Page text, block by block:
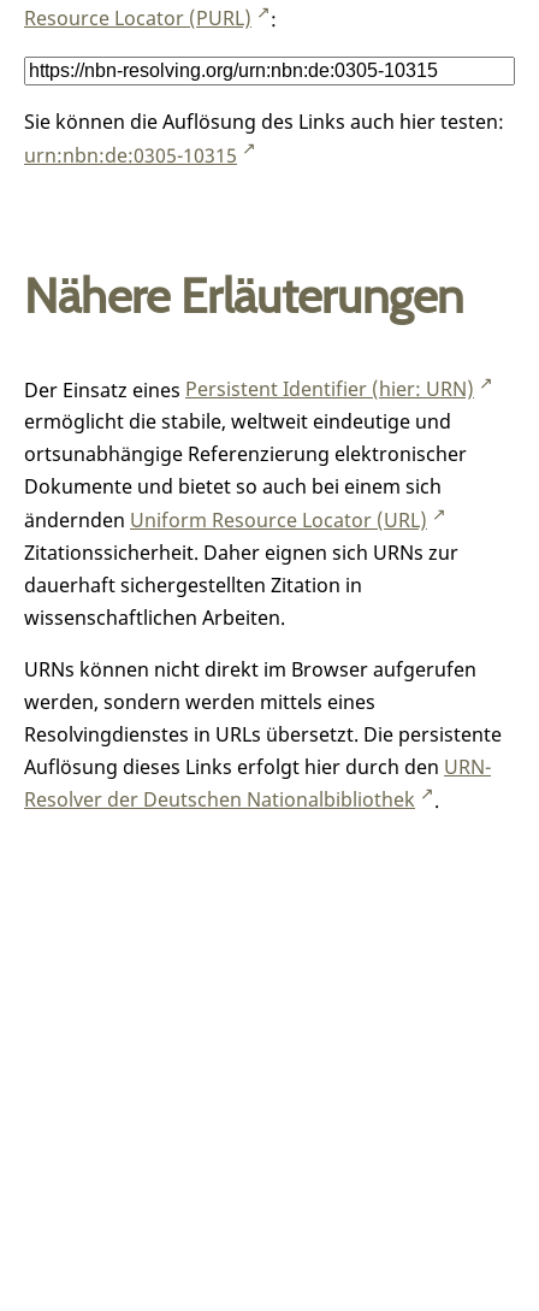
Resource Locator (PURL)
:
Sie können die Auflösung des Links auch hier testen:
urn:nbn:de:0305-10315
Nähere Erläuterungen
Der Einsatz eines Persistent Identifier (hier: URN)
ermöglicht die stabile, weltweit eindeutige und
ortsunabhängige Referenzierung elektronischer
Dokumente und bietet so auch bei einem sich
ändernden Uniform Resource Locator (URL)
Zitationssicherheit. Daher eignen sich URNs zur
dauerhaft sichergestellten Zitation in
wissenschaftlichen Arbeiten.
URNs können nicht direkt im Browser aufgerufen
werden, sondern werden mittels eines
Resolvingdienstes in URLs übersetzt. Die persistente
Auflösung dieses Links erfolgt hier durch den URN-
Resolver der Deutschen Nationalbibliothek
.